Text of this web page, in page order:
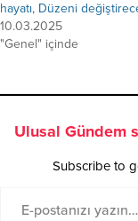
hayatı, Düzeni
10.03.2025
"Genel" içinde
Ulusal Gündem
Subscribe to